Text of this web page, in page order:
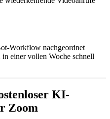
Workflow nachgeordnet
einer vollen Woche schnell
KI-
Zoom